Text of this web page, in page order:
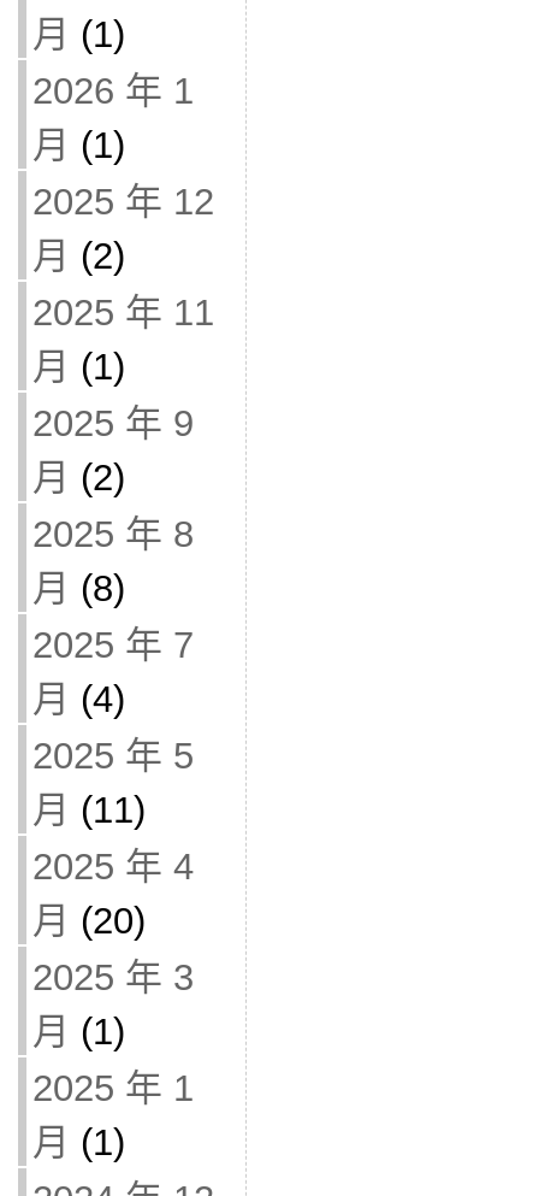
月 (1)
2026 年 1
月 (1)
2025 年 12
月 (2)
2025 年 11
月 (1)
2025 年 9
月 (2)
2025 年 8
月 (8)
2025 年 7
月 (4)
2025 年 5
月 (11)
2025 年 4
月 (20)
2025 年 3
月 (1)
2025 年 1
月 (1)